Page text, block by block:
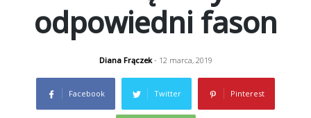
odpowiedni fason
Diana Frączek- 12 marca, 2019
Facebook Twitter Pinterest